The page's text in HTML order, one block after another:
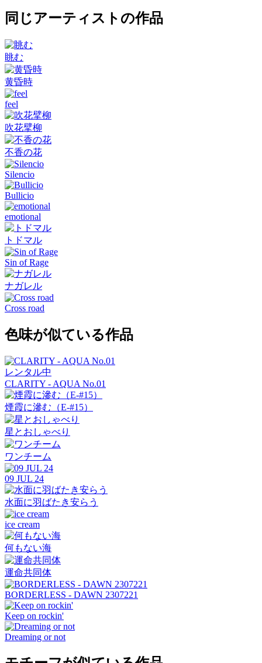
同じアーティストの作品
眺む
黄昏時
feel
吹花擘柳
不香の花
Silencio
Bullicio
emotional
トドマル
Sin of Rage
ナガレル
Cross road
色味が似ている作品
レンタル中
CLARITY - AQUA No.01
煙霞に滲む（E-#15）
星とおしゃべり
ワンチーム
09 JUL 24
水面に羽ばたき安らう
ice cream
何もない海
運命共同体
BORDERLESS - DAWN 2307221
Keep on rockin'
Dreaming or not